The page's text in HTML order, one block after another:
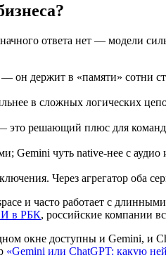
ответа нет — модели
— он держит в «памяти» сотни
в сложных логических
это решающий плюс для
чуть native-нее с аудио
Через агрегатор оба
и часто работает с
в РБК, российские компании
окне доступны и Gemini, и
«Gemini или ChatGPT: какую